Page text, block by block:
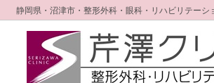
静岡県・沼津市・整形外科・眼科・リハビリテーシ